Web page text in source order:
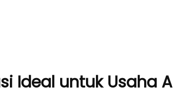
Ideal untuk Usaha